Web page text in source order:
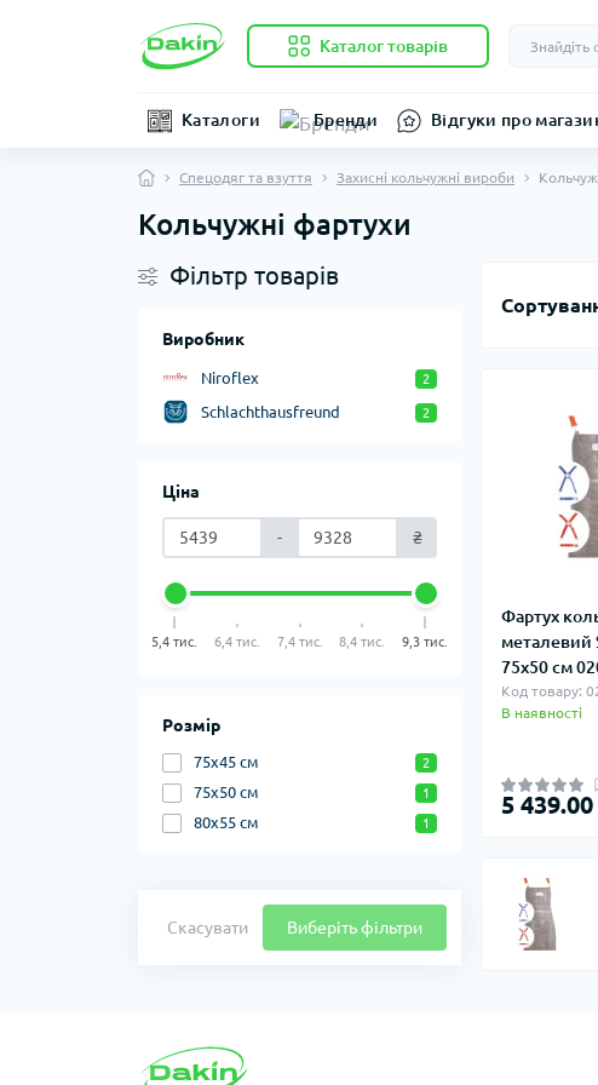
Каталог товарів
Каталоги Бренди Відгуки про
Спецодяг та взуття Захисні кольчужні вироби
Кольчужні фартухи
Фільтр товарів
Виробник
Niroflex 2
Schlachthausfreund 2
Ціна
- ₴
5,4 тис. 6,4 тис. 7,4 тис. 8,4 тис. 9,3 тис.
Розмір
75х45 см 2
75х50 см 1
80х55 см 1
Скасувати Виберіть фільтри
Фартух
металевий
75х50 см
Код товару:
В наявності
5 439.00